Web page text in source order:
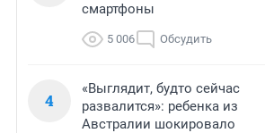
смартфоны
5 006 Обсудить
4
«Выглядит, будто сейчас
развалится»: ребенка из
Австралии шокировало